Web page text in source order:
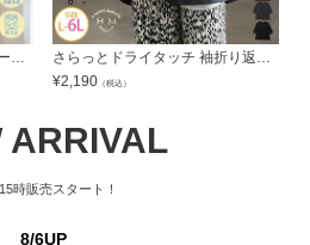
＜瞬寒！ アイスヴェールシリーズ＞ 99.9%UVカットティアード パーカー | 大きいサイズの通販ならハッピーマリリン
さらっとドライタッチ 袖折り返し 七分袖 ゆったり プルオーバー | 大きいサイズの通販ならハッピーマリリン
¥2,190 （税込）
ARRIVAL
15時販売スタート！
8/6UP